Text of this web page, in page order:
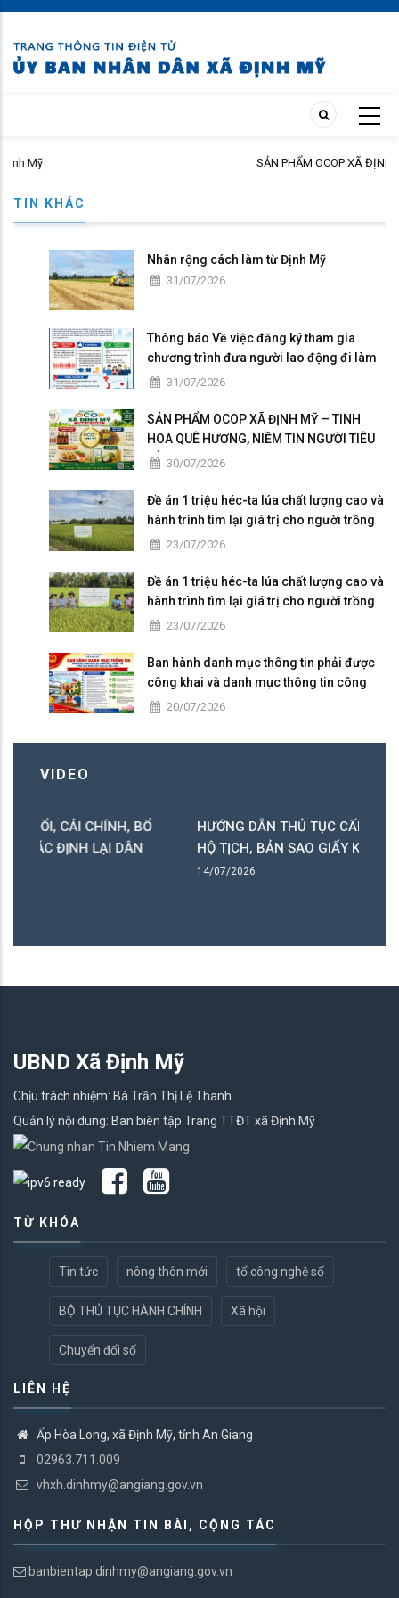
Skip
main
content
SẢN PHẨM OCOP XÃ ĐỊNH MỸ – TINH
TIN KHÁC
Nhân rộng cách làm từ Định Mỹ
31/07/2026
Thông báo Về việc đăng ký tham gia
chương trình đưa người lao động đi làm
việc tại Nhật Bản theo hợp đồng
31/07/2026
SẢN PHẨM OCOP XÃ ĐỊNH MỸ – TINH
HOA QUÊ HƯƠNG, NIỀM TIN NGƯỜI TIÊU
DÙNG30/07/2026
Đề án 1 triệu héc-ta lúa chất lượng cao và
hành trình tìm lại giá trị cho người trồng
lúa 23/07/2026
Đề án 1 triệu héc-ta lúa chất lượng cao và
hành trình tìm lại giá trị cho người trồng
lúa 23/07/2026
Ban hành danh mục thông tin phải được
công khai và danh mục thông tin công
dân được tiếp cận có điều kiện
20/07/2026
VIDEO
CHÍNH, BỔ
LẠI DÂN
HƯỚNG DẪN THỦ TỤC CẤP BẢN SAO
HỘ TỊCH, BẢN SAO GIẤY KHAI SINH
UBND Xã Định Mỹ
Chịu trách nhiệm: Bà Trần Thị Lệ Thanh
Quản lý nội dung: Ban biên tập Trang TTĐT xã Định Mỹ
TỪ KHÓA
Tin tức nông thôn mới tổ công nghệ số
BỘ THỦ TỤC HÀNH CHÍNH Xã hội
Chuyển đổi số
LIÊN HỆ
Ấp Hòa Long, xã Định Mỹ, tỉnh An Giang
02963.711.009
vhxh.dinhmy@angiang.gov.vn
HỘP THƯ NHẬN TIN BÀI, CỘNG TÁC
banbientap.dinhmy@angiang.gov.vn